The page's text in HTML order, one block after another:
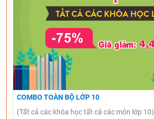
COMBO TOÀN BỘ LỚP 10
(Tất cả các khóa học tất cả các môn lớp 10)